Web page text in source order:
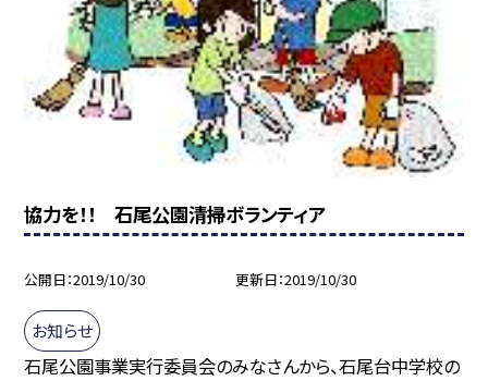
協力を！！ 石尾公園清掃ボランティア
公開日 2019/10/30 更新日 2019/10/30
お知らせ
石尾公園事業実行委員会のみなさんから、石尾台中学校の